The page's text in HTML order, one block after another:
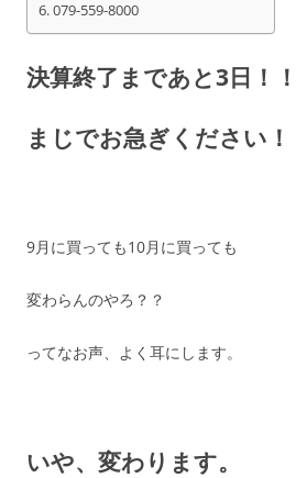
079-559-8000
決算終了まであと3日！！
まじでお急ぎください！
9月に買っても10月に買っても
変わらんのやろ？？
ってなお声、よく耳にします。
いや、変わります。